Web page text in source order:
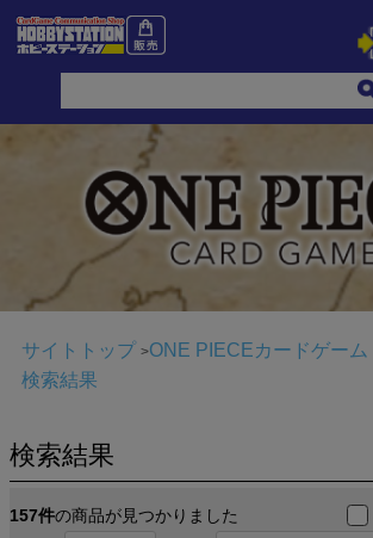
サイトトップ
ONE PIECEカードゲーム
検索結果
検索結果
157件の商品が見つかりました